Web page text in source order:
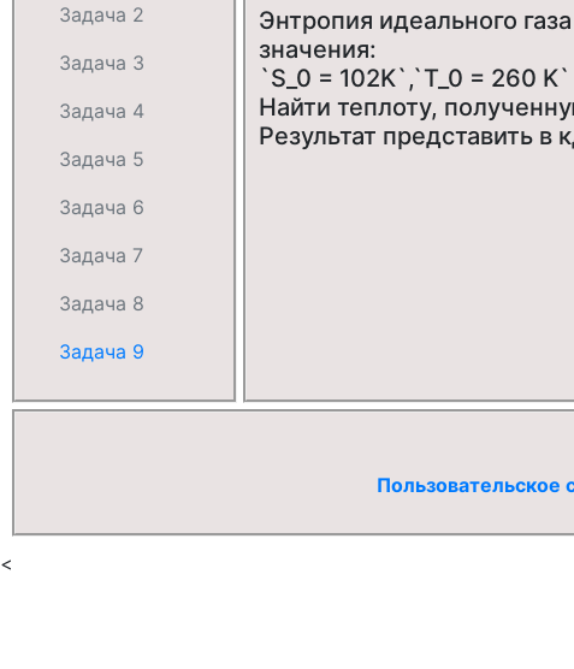
Энтропия идеального
значения:
`S_0 = 102K`,`T_0 = 260 K`
Найти теплоту,
Результат представить в
Задача 2
Задача 3
Задача 4
Задача 5
Задача 6
Задача 7
Задача 8
Задача 9
Пользовательское
<